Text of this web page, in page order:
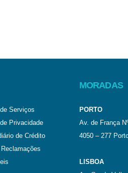
Serviços
Privacidade
de Crédito
MORADAS
PORTO
Av. de França
4050 – 277
LISBOA